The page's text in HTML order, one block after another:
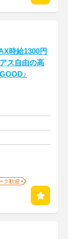
時給1300円
ス自由の高
ク歓迎